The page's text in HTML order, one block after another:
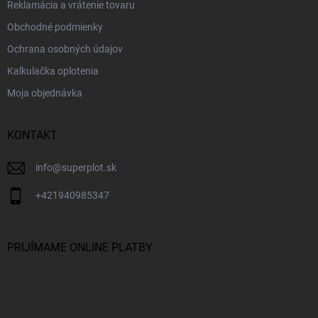
Reklamácia a vrátenie tovaru
Obchodné podmienky
Ochrana osobných údajov
Kalkulačka oplotenia
Moja objednávka
KONTAKT
info@superplot.sk
+421940985347
PRIJÍMAME ONLINE PLATBY